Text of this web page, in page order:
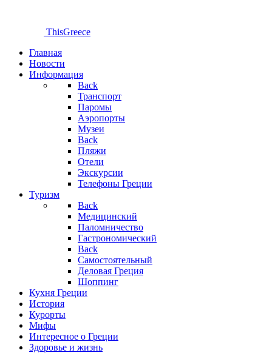
ThisGreece
Главная
Новости
Информация
Back
Транспорт
Паромы
Аэропорты
Музеи
Back
Пляжи
Отели
Экскурсии
Телефоны Греции
Туризм
Back
Медицинский
Паломничество
Гастрономический
Back
Самостоятельный
Деловая Греция
Шоппинг
Кухня Греции
История
Курорты
Мифы
Интересное о Греции
Здоровье и жизнь